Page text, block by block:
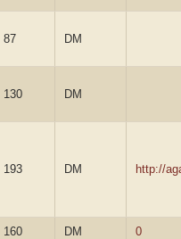
87 DM
130 DM
193 DM http://
160 DM 0